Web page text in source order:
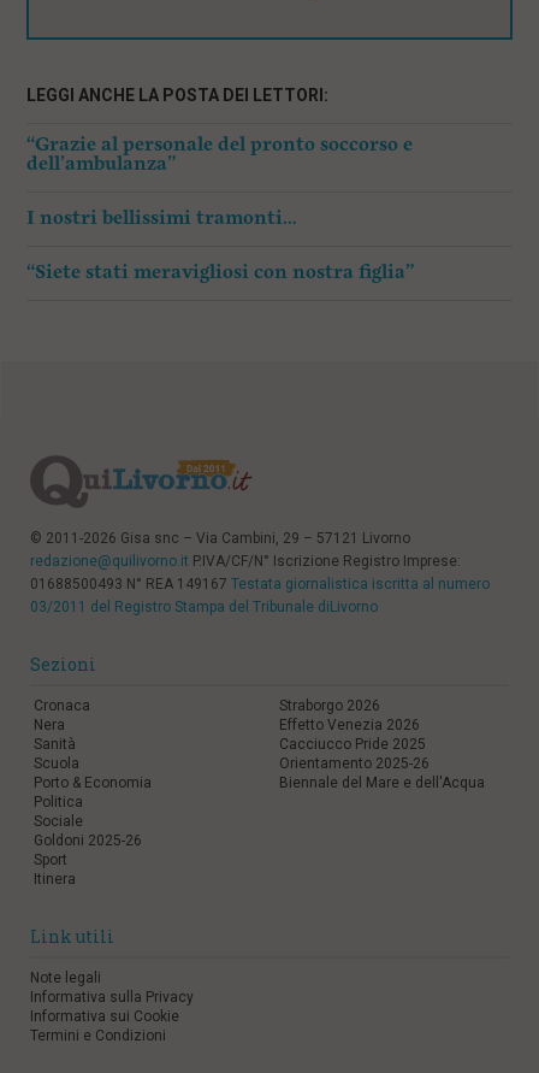
LEGGI ANCHE LA POSTA DEI LETTORI:
“Grazie al personale del pronto soccorso e
dell’ambulanza”
I nostri bellissimi tramonti…
“Siete stati meravigliosi con nostra figlia”
© 2011-2026 Gisa snc – Via Cambini, 29 – 57121 Livorno
redazione@quilivorno.it P.IVA/CF/N° Iscrizione Registro Imprese:
01688500493 N° REA 149167 Testata giornalistica iscritta al numero
03/2011 del Registro Stampa del Tribunale diLivorno
Sezioni
Cronaca
Nera
Sanità
Scuola
Porto & Economia
Politica
Sociale
Goldoni 2025-26
Sport
Itinera
Straborgo 2026
Effetto Venezia 2026
Cacciucco Pride 2025
Orientamento 2025-26
Biennale del Mare e dell'Acqua
Link utili
Note legali
Informativa sulla Privacy
Informativa sui Cookie
Termini e Condizioni